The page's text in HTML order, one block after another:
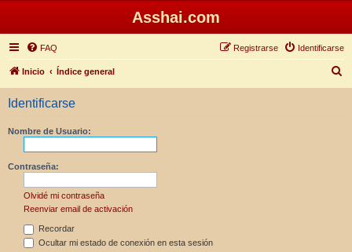
Asshai.com
FAQ Identificarse
Registrarse
Inicio Índice general
u
Identificarse
Nombre de Usuario:
Contraseña:
Olvidé mi contraseña
Reenviar email de activación
Recordar
Ocultar mi estado de conexión en esta sesión